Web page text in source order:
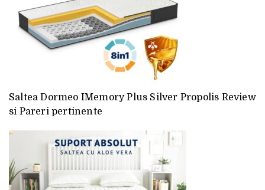
Saltea Dormeo IMemory Plus Silver Propolis Review
si Pareri pertinente